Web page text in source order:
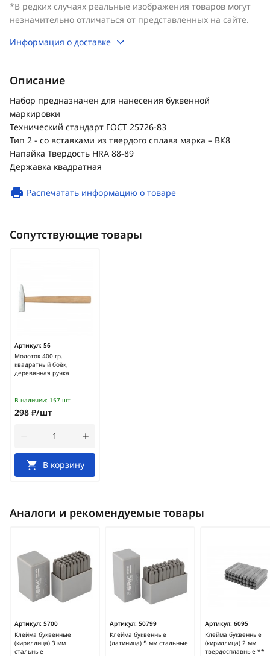
*В редких случаях реальные изображения товаров могут
незначительно отличаться от представленных на сайте.
Информация о доставке
Описание
Набор предназначен для нанесения буквенной
маркировки
Технический стандарт ГОСТ 25726-83
Тип 2 - со вставками из твердого сплава марка – ВК8
Напайка Твердость HRA 88-89
Державка квадратная
Распечатать информацию о товаре
Сопутствующие товары
Артикул: 56
Молоток 400 гр.
квадратный боёк,
деревянная ручка
В наличии: 157 шт
298 ₽/шт
В корзину
Аналоги и рекомендуемые товары
Артикул: 5700
Клейма буквенные
(кириллица) 3 мм
стальные
Артикул: 50799
Клейма буквенные
(латиница) 5 мм стальные
Артикул: 6095
Клейма буквенные
(кириллица) 2 мм
твердосплавные **